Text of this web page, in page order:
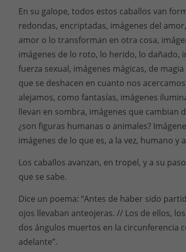
En su galope, todos estos caballos van
redondas, encriptadas, imágenes del
amor o lo transforman en otra cosa,
imágenes de lo roto, lo herido, lo dañado,
fuerza sexual, imágenes mágicas, de
que se deshacen en cuanto nos
alejamos, como fantasías, imágenes
llevan en sombra, imágenes que cambian
¿son figuras humanas o animales?
imágenes de lo que es, a la vez, humano y
Los caballos avanzan, en tropel, y a su
que se sabe.
Dice un poema: “Antes de haber sido
ojos llevaban anteojeras. // Los de ellos,
dos ángulos muertos en la circunferencia
adelante”.